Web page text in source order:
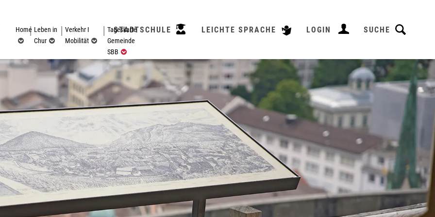
SUCHE
LOGIN
LEICHTE SPRACHE
STADTSCHULE
Home Leben in
Chur
Verkehr I
Mobilität
Tageskarte
Gemeinde
SBB (ausgewählt)